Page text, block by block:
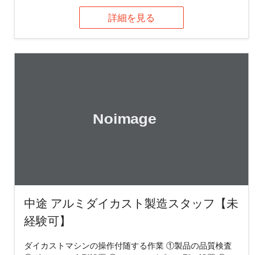
詳細を見る
中途 アルミダイカスト製造スタッフ【未
経験可】
ダイカストマシンの操作付随する作業 ①製品の品質検査